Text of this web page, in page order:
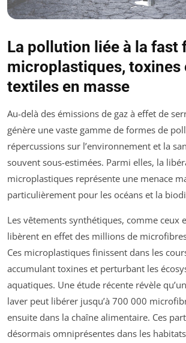
La pollution liée à la fast
microplastiques, toxines
textiles en masse
Au-delà des émissions de gaz à effet de
génère une vaste gamme de formes de
répercussions sur l’environnement et la
souvent sous-estimées. Parmi elles, la
microplastiques représente une menace
particulièrement pour les océans et la
Les vêtements synthétiques, comme ceux
libèrent en effet des millions de
Ces microplastiques finissent dans les
accumulant toxines et perturbant les
aquatiques. Une étude récente révèle
laver peut libérer jusqu’à 700 000
ensuite dans la chaîne alimentaire. Ces
désormais omniprésentes dans les